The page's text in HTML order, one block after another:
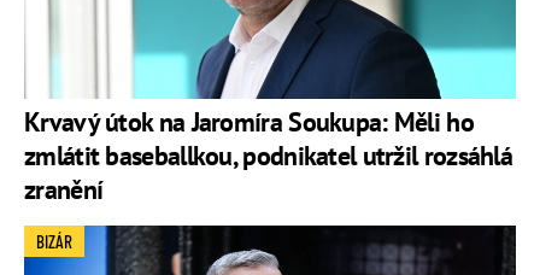
Krvavý útok na Jaromíra Soukupa: Měli ho
zmlátit baseballkou, podnikatel utržil rozsáhlá
zranění
BIZÁR